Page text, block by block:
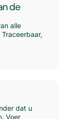
de
alle
dat u
Voer